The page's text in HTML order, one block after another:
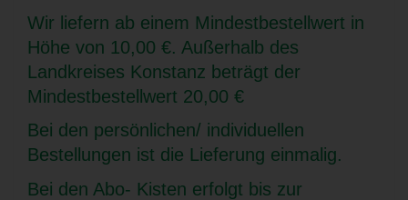
Wir liefern ab einem Mindestbestellwert in
Höhe von 10,00 €. Außerhalb des
Landkreises Konstanz beträgt der
Mindestbestellwert 20,00 €
Bei den persönlichen/ individuellen
Bestellungen ist die Lieferung einmalig.
Bei den Abo- Kisten erfolgt bis zur